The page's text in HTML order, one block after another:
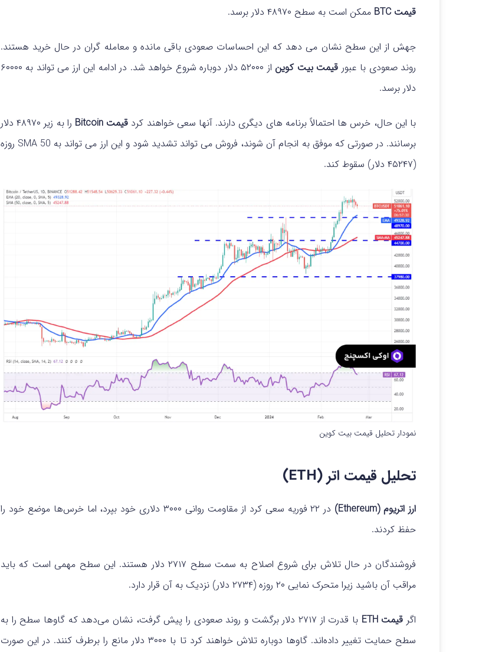
قیمت BTC
ممکن است به سطح ۴۸۹۷۰ دلار برسد.
جهش از این سطح نشان می دهد که این احساسات صعودی باقی مانده و معامله گران در حال خرید هستند.
روند صعودی با عبور قیمت بیت کوین
از ۵۲۰۰۰ دلار دوباره شروع خواهد شد. در ادامه این ارز می تواند به ۶۰۰۰۰
دلار برسد.
با این حال، خرس ها احتمالاً برنامه های دیگری دارند. آنها سعی خواهند کرد قیمت Bitcoin
را به زیر ۴۸۹۷۰ دلار
برسانند. در صورتی که موفق به انجام آن شوند، فروش می تواند تشدید شود و این ارز می تواند به SMA 50 روزه
(۴۵۲۴۷ دلار) سقوط کند.
نمودار تحلیل قیمت بیت کوین
تحلیل قیمت اتر (ETH)
ارز اتریوم (Ethereum)
در ۲۲ فوریه سعی کرد از مقاومت روانی ۳۰۰۰ دلاری خود بپرد، اما خرس‌ها موضع خود را
حفظ کردند.
فروشندگان در حال تلاش برای شروع اصلاح به سمت سطح ۲۷۱۷ دلار هستند. این سطح مهمی است که باید
مراقب آن باشید زیرا متحرک نمایی ۲۰ روزه (۲۷۳۴ دلار) نزدیک به آن قرار دارد.
اگر قیمت ETH
با قدرت از ۲۷۱۷ دلار برگشت و روند صعودی را پیش گرفت، نشان می‌دهد که گاوها سطح را به
سطح حمایت تغییر داده‌اند. گاوها دوباره تلاش خواهند کرد تا با ۳۰۰۰ دلار مانع را برطرف کنند. در این صورت